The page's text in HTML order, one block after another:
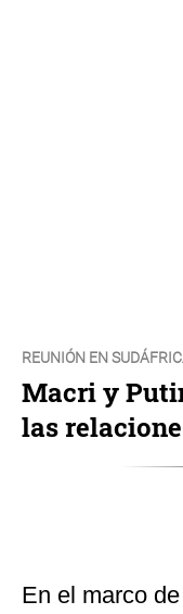
REUNIÓN EN
Macri y
las
En el marco